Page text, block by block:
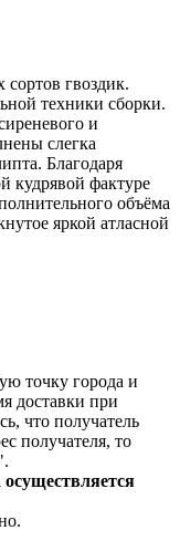
гвоздик.
техники сборки.
и
слегка
Благодаря
кудрявой фактуре
объёма
яркой атласной
точку города и
доставки при
что получатель
получателя, то